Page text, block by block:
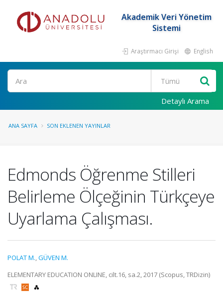
Akademik Veri Yönetim
Sistemi
Araştırmacı Girişi English
Ara
Detaylı Arama
ANA SAYFA SON EKLENEN YAYINLAR
Edmonds Öğrenme Stilleri
Belirleme Ölçeğinin Türkçeye
Uyarlama Çalışması.
POLAT M.,GÜVEN M.
ELEMENTARY EDUCATION ONLINE, cilt.16, sa.2, 2017 (Scopus, TRDizin)